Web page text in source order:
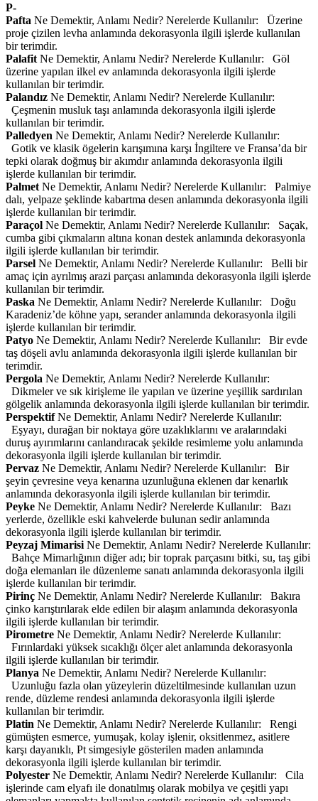
P-
Pafta Ne Demektir, Anlamı Nedir? Nerelerde Kullanılır: Üzerine
proje çizilen levha anlamında dekorasyonla ilgili işlerde kullanılan
bir terimdir.
Palafit Ne Demektir, Anlamı Nedir? Nerelerde Kullanılır: Göl
üzerine yapılan ilkel ev anlamında dekorasyonla ilgili işlerde
kullanılan bir terimdir.
Palandız Ne Demektir, Anlamı Nedir? Nerelerde Kullanılır:
Çeşmenin musluk taşı anlamında dekorasyonla ilgili işlerde
kullanılan bir terimdir.
Palledyen Ne Demektir, Anlamı Nedir? Nerelerde Kullanılır:
Gotik ve klasik ögelerin karışımına karşı İngiltere ve Fransa’da bir
tepki olarak doğmuş bir akımdır anlamında dekorasyonla ilgili
işlerde kullanılan bir terimdir.
Palmet Ne Demektir, Anlamı Nedir? Nerelerde Kullanılır: Palmiye
dalı, yelpaze şeklinde kabartma desen anlamında dekorasyonla ilgili
işlerde kullanılan bir terimdir.
Paraçol Ne Demektir, Anlamı Nedir? Nerelerde Kullanılır: Saçak,
cumba gibi çıkmaların altına konan destek anlamında dekorasyonla
ilgili işlerde kullanılan bir terimdir.
Parsel Ne Demektir, Anlamı Nedir? Nerelerde Kullanılır: Belli bir
amaç için ayrılmış arazi parçası anlamında dekorasyonla ilgili işlerde
kullanılan bir terimdir.
Paska Ne Demektir, Anlamı Nedir? Nerelerde Kullanılır: Doğu
Karadeniz’de köhne yapı, serander anlamında dekorasyonla ilgili
işlerde kullanılan bir terimdir.
Patyo Ne Demektir, Anlamı Nedir? Nerelerde Kullanılır: Bir evde
taş döşeli avlu anlamında dekorasyonla ilgili işlerde kullanılan bir
terimdir.
Pergola Ne Demektir, Anlamı Nedir? Nerelerde Kullanılır:
Dikmeler ve sık kirişleme ile yapılan ve üzerine yeşillik sardırılan
gölgelik anlamında dekorasyonla ilgili işlerde kullanılan bir terimdir.
PerspektifNe Demektir, Anlamı Nedir? Nerelerde Kullanılır:
Eşyayı, durağan bir noktaya göre uzaklıklarını ve aralarındaki
duruş ayırımlarını canlandıracak şekilde resimleme yolu anlamında
dekorasyonla ilgili işlerde kullanılan bir terimdir.
Pervaz Ne Demektir, Anlamı Nedir? Nerelerde Kullanılır: Bir
şeyin çevresine veya kenarına uzunluğuna eklenen dar kenarlık
anlamında dekorasyonla ilgili işlerde kullanılan bir terimdir.
Peyke Ne Demektir, Anlamı Nedir? Nerelerde Kullanılır: Bazı
yerlerde, özellikle eski kahvelerde bulunan sedir anlamında
dekorasyonla ilgili işlerde kullanılan bir terimdir.
Peyzaj Mimarisi Ne Demektir, Anlamı Nedir? Nerelerde Kullanılır:
Bahçe Mimarlığının diğer adı; bir toprak parçasını bitki, su, taş gibi
doğa elemanları ile düzenleme sanatı anlamında dekorasyonla ilgili
işlerde kullanılan bir terimdir.
Pirinç Ne Demektir, Anlamı Nedir? Nerelerde Kullanılır: Bakıra
çinko karıştırılarak elde edilen bir alaşım anlamında dekorasyonla
ilgili işlerde kullanılan bir terimdir.
Pirometre Ne Demektir, Anlamı Nedir? Nerelerde Kullanılır:
Fırınlardaki yüksek sıcaklığı ölçer alet anlamında dekorasyonla
ilgili işlerde kullanılan bir terimdir.
Planya Ne Demektir, Anlamı Nedir? Nerelerde Kullanılır:
Uzunluğu fazla olan yüzeylerin düzeltilmesinde kullanılan uzun
rende, düzleme rendesi anlamında dekorasyonla ilgili işlerde
kullanılan bir terimdir.
Platin Ne Demektir, Anlamı Nedir? Nerelerde Kullanılır: Rengi
gümüşten esmerce, yumuşak, kolay işlenir, oksitlenmez, asitlere
karşı dayanıklı, Pt simgesiyle gösterilen maden anlamında
dekorasyonla ilgili işlerde kullanılan bir terimdir.
Polyester Ne Demektir, Anlamı Nedir? Nerelerde Kullanılır: Cila
işlerinde cam elyafı ile donatılmış olarak mobilya ve çeşitli yapı